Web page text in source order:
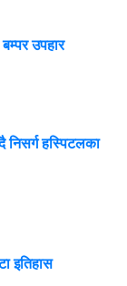
उपहार
निसर्ग हस्पिटलका
इतिहास